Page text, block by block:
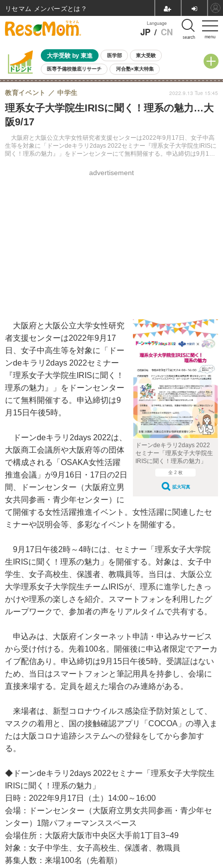
menu
Language
JP / CN search
大学受験 by 東進 医学部 東大受験
医専予備校徹底リサーチ 河合塾×東大特集
親子で考える大学選び 高校受験 中学受験 小学校受験
共通テスト 夏休み
8月開催イベント・WS 全国公立高校 過去問 人気記事
自由研究教材（小学生向け）
理系女子大学院生IRISに聞く！理系の魅力…大
阪9/17
大阪府と大阪公立大学女性研究者支援センターは2022年9月17日、女子中高
生等を対象に「ドーンdeキラリ2days 2022セミナー『理系女子大学院生IRISに
聞く！理系の魅力』」をドーンセンターにて無料開催する。申込締切は9月15
教育イベント 中学生
advertisement
2022.9.13 Tue 15:45
ドーンdeキラリ2days 2022
セミナー「理系女子大学院生
IRISに聞く！理系の魅力」
全 2 枚
拡大写真
大阪府と大阪公立大学女性研究
者支援センターは2022年9月17
日、女子中高生等を対象に「ドー
ンdeキラリ2days 2022セミナー
『理系女子大学院生IRISに聞く！
理系の魅力』」をドーンセンター
にて無料開催する。申込締切は9
月15日午後5時。
ドーンdeキラリ2days 2022は、
大阪商工会議所や大阪府等の団体
で構成される「OSAKA女性活躍
推進会議」が9月16日・17日の2日
間、ドーンセンター（大阪府立男
女共同参画・青少年センター）に
て開催する女性活躍推進イベント。女性活躍に関連したセ
ミナーや説明会等、多彩なイベントを開催する。
9月17日午後2時～4時には、セミナー「理系女子大学院
生IRISに聞く！理系の魅力」を開催する。対象は、女子中
学生、女子高校生、保護者、教職員等。当日は、大阪公立
大学理系女子大学院生チームIRISが、理系に進学したきっ
かけや理系の楽しさを紹介。スマートフォンを利用したグ
ループワークで、参加者の声をリアルタイムで共有する。
申込みは、大阪府インターネット申請・申込みサービス
から受け付ける。先着100名。開催後に申込者限定でアーカ
イブ配信あり。申込締切は9月15日午後5時。受講証はない
ため、当日はスマートフォンと筆記用具を持参し、会場に
直接来場する。定員を超えた場合のみ連絡がある。
来場者は、新型コロナウイルス感染症予防対策として、
マスクの着用と、国の接触確認アプリ「COCOA」の導入ま
たは大阪コロナ追跡システムへの登録をしてから参加す
る。
◆ドーンdeキラリ2days 2022セミナー「理系女子大学院生
IRISに聞く！理系の魅力」
日時：2022年9月17日（土）14:00～16:00
会場：ドーンセンター（大阪府立男女共同参画・青少年セ
ンター）1階パフォーマンススペース
会場住所：大阪府大阪市中央区大手前1丁目3−49
対象：女子中学生、女子高校生、保護者、教職員
募集人数：来場100名（先着順）
リセマム メンバーズ